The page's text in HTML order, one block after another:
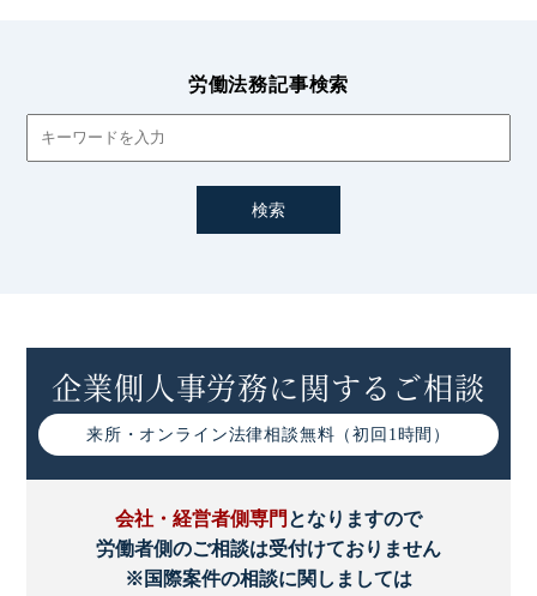
労働法務記事検索
企業側人事労務に関するご相談
来所・オンライン法律相談無料（初回1時間）
会社・経営者側専門 となりますので
労働者側のご相談は受付けておりません
※国際案件の相談に関しましては